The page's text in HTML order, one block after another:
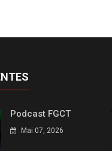
Podcast FGCT
Mai 07, 2026